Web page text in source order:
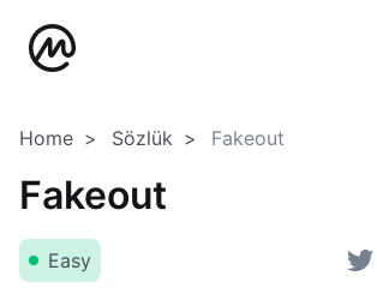
Home Sözlük Fakeout
Fakeout
Easy